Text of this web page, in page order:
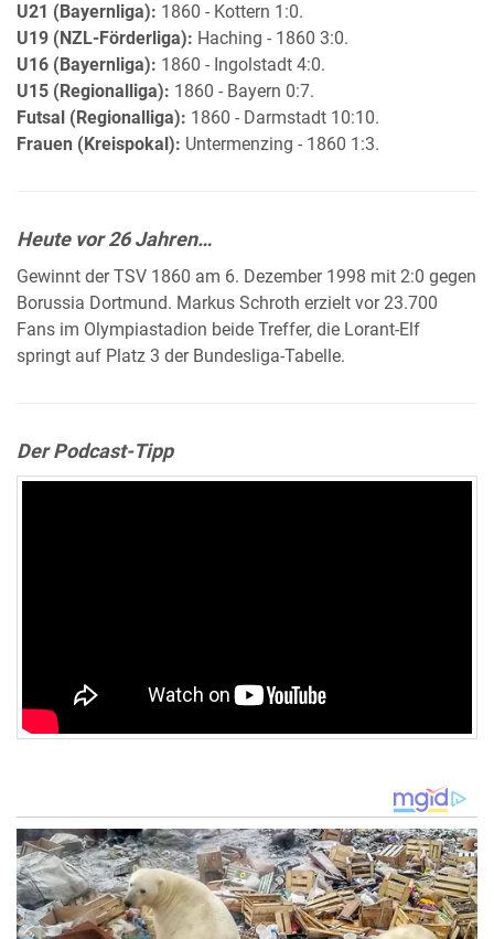
U21 (Bayernliga): 1860 - Kottern 1:0.
U19 (NZL-Förderliga): Haching - 1860 3:0.
U16 (Bayernliga): 1860 - Ingolstadt 4:0.
U15 (Regionalliga): 1860 - Bayern 0:7.
Futsal (Regionalliga): 1860 - Darmstadt 10:10.
Frauen (Kreispokal): Untermenzing - 1860 1:3.
Heute vor 26 Jahren…
Gewinnt der TSV 1860 am 6. Dezember 1998 mit 2:0 gegen
Borussia Dortmund. Markus Schroth erzielt vor 23.700
Fans im Olympiastadion beide Treffer, die Lorant-Elf
springt auf Platz 3 der Bundesliga-Tabelle.
Der Podcast-Tipp